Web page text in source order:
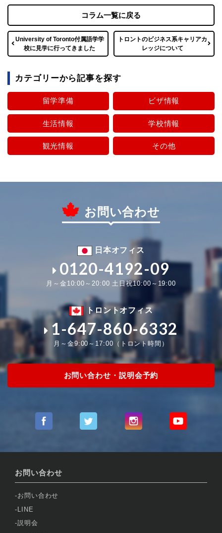
University of Toronto付属語学学
校に見学に行ってきました
コラム一覧に戻る
トロントのビジネス系キャリアカ
レッジについて
カテゴリーから記事を探す
留学準備 ビザ情報
生活情報 学校情報
観光情報 その他
お問い合わせ
日本オフィス
0120-4192-09
月～金10:00～20:00 土日祝10:00～19:00
トロントオフィス
1-647-860-6332
月～金9:00～17:00（トロント時間）
お問い合わせ・説明会予約
お問い合わせ
お問い合わせ
LINE
説明会